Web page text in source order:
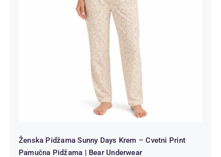
Bear Underwear
Ženska Pidžama Sunny Days Krem – Cvetni Print
Pamučna Pidžama | Bear Underwear